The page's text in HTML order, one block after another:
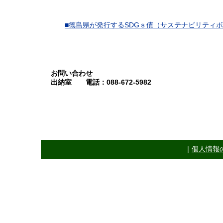
■徳島県が発行するSDGｓ債（サステナビリティ
お問い合わせ
出納室 電話：088-672-5982
個人情報